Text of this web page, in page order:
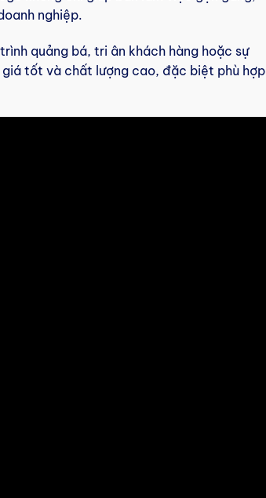
nghiệp.
quảng bá, tri ân khách hàng hoặc sự
tốt và chất lượng cao, đặc biệt phù hợp